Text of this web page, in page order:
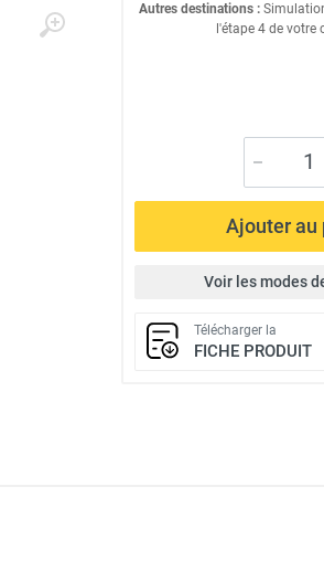
Autres destinations :
l'étape 4 de votre
Ajouter au
Voir les modes
Télécharger la
FICHE PRODUIT